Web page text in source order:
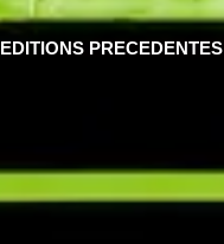
EDITIONS PRECEDENTES